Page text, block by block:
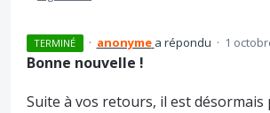
TERMINÉ · anonyme a répondu · 1
Bonne nouvelle !
Suite à vos retours, il est désormais